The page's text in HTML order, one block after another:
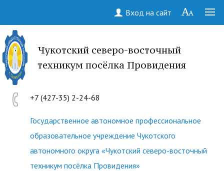
Вход на сайт
Чукотский северо-восточный
техникум посёлка Провидения
+7 (427-35) 2-24-68
Государственное автономное профессиональное
образовательное учреждение Чукотского
автономного округа «Чукотский северо-восточный
техникум посёлка Провидения»